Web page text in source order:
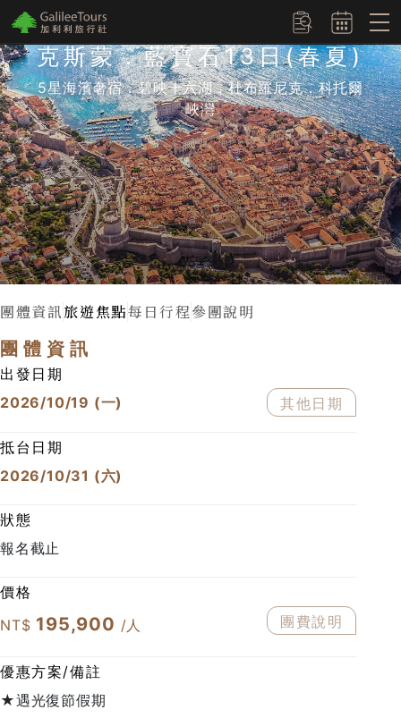
logo 訂單查詢
克斯蒙．藍寶石13日(春夏)
5星海濱奢宿．碧映十六湖．杜布羅尼克．科托爾
峽灣
團體資訊旅遊焦點每日行程參團說明
團體資訊
出發日期
2026/10/19 (一)
其他日期
抵台日期
2026/10/31 (六)
狀態
報名截止
價格
195,900 團費說明
優惠方案/備註
★遇光復節假期